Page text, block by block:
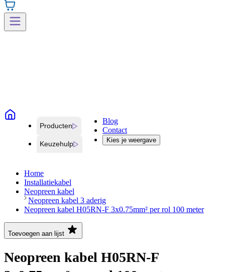
Producten
Keuzehulp
Blog
Contact
Kies je weergave
Home
Installatiekabel
Neopreen kabel
Neopreen kabel 3 aderig
Neopreen kabel H05RN-F 3x0.75mm² per rol 100 meter
Toevoegen aan lijst
Neopreen kabel H05RN-F